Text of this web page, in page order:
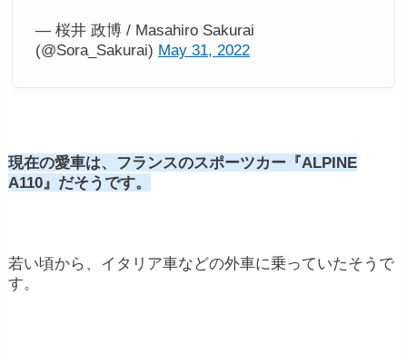
— 桜井 政博 / Masahiro Sakurai
(@Sora_Sakurai) May 31, 2022
現在の愛車は、フランスのスポーツカー『ALPINE
A110』だそうです。
若い頃から、イタリア車などの外車に乗っていたそうで
す。